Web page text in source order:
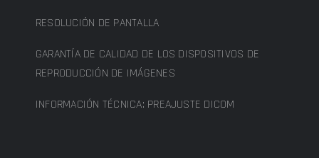
RESOLUCIÓN DE PANTALLA
GARANTÍA DE CALIDAD DE LOS DISPOSITIVOS DE
REPRODUCCIÓN DE IMÁGENES
INFORMACIÓN TÉCNICA: PREAJUSTE DICOM